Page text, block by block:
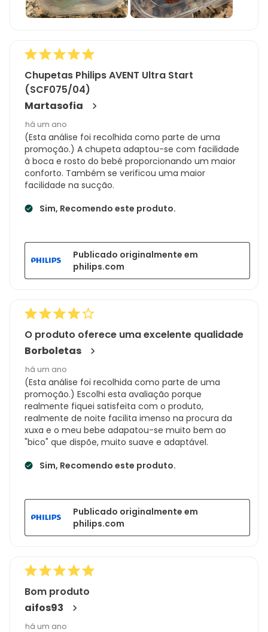
Chupetas Philips AVENT Ultra Start
(SCF075/04)
Martasofia
há um ano
(Esta análise foi recolhida como parte de uma
promoção.) A chupeta adaptou-se com facilidade
à boca e rosto do bebé proporcionando um maior
conforto. Também se verificou uma maior
facilidade na sucção.
Sim, Recomendo este produto.
Publicado originalmente em
philips.com
O produto oferece uma excelente qualidade
Borboletas
há um ano
(Esta análise foi recolhida como parte de uma
promoção.) Escolhi esta avaliação porque
realmente fiquei satisfeita com o produto,
realmente de noite facilita imenso na procura da
xuxa e o meu bebe adapatou-se muito bem ao
"bico" que dispõe, muito suave e adaptável.
Sim, Recomendo este produto.
Publicado originalmente em
philips.com
Bom produto
aifos93
há um ano